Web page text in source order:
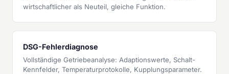
wirtschaftlicher als Neuteil, gleiche Funktion.
DSG-Fehlerdiagnose
Vollständige Getriebeanalyse: Adaptionswerte, Schalt-
Kennfelder, Temperaturprotokolle, Kupplungsparameter.